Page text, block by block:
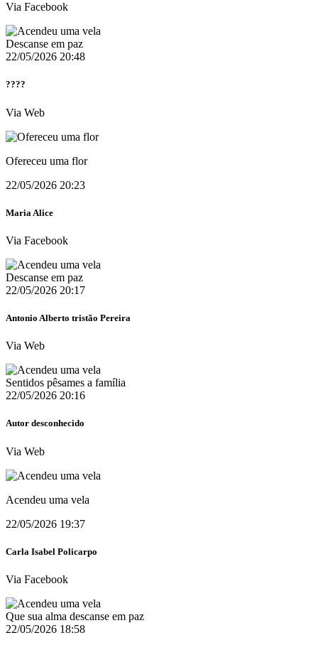
Via Facebook
Descanse em paz
22/05/2026 20:48
????
Via Web
Ofereceu uma flor
22/05/2026 20:23
Maria Alice
Via Facebook
Descanse em paz
22/05/2026 20:17
Antonio Alberto tristão Pereira
Via Web
Sentidos pêsames a família
22/05/2026 20:16
Autor desconhecido
Via Web
Acendeu uma vela
22/05/2026 19:37
Carla Isabel Policarpo
Via Facebook
Que sua alma descanse em paz
22/05/2026 18:58